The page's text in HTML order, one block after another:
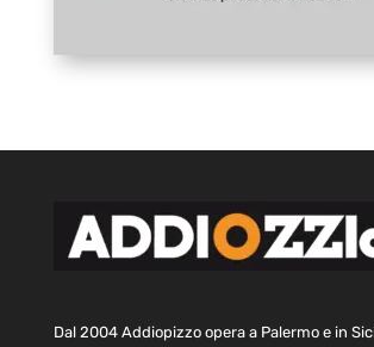
Dal 2004 Addiopizzo opera a Palermo e in